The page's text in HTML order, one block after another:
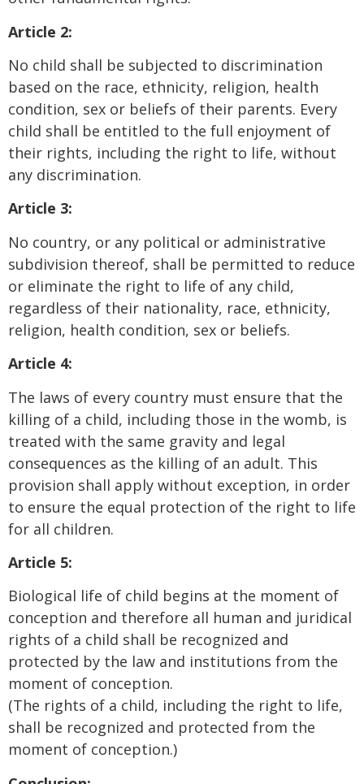
Article 2:
No child shall be subjected to discrimination
based on the race, ethnicity, religion, health
condition, sex or beliefs of their parents. Every
child shall be entitled to the full enjoyment of
their rights, including the right to life, without
any discrimination.
Article 3:
No country, or any political or administrative
subdivision thereof, shall be permitted to reduce
or eliminate the right to life of any child,
regardless of their nationality, race, ethnicity,
religion, health condition, sex or beliefs.
Article 4:
The laws of every country must ensure that the
killing of a child, including those in the womb, is
treated with the same gravity and legal
consequences as the killing of an adult. This
provision shall apply without exception, in order
to ensure the equal protection of the right to life
for all children.
Article 5:
Biological life of child begins at the moment of
conception and therefore all human and juridical
rights of a child shall be recognized and
protected by the law and institutions from the
moment of conception.
(The rights of a child, including the right to life,
shall be recognized and protected from the
moment of conception.)